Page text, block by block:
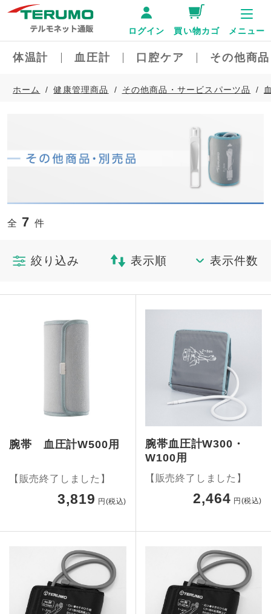
体温計 血圧計 口腔ケア その他商
ログイン 買い物カゴ メニュー
ホーム 健康管理商品 その他商品・サービスパーツ品
全 7 件
絞り込み 表示順 表示件数
腕帯 血圧計W500用
【販売終了しました】
3,819 円(税込)
腕帯血圧計W300・
W100用
【販売終了しました】
2,464 円(税込)